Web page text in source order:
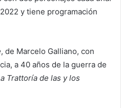
y tiene programación
, de Marcelo Galliano, con
a 40 años de la guerra de
Trattoría de las y los